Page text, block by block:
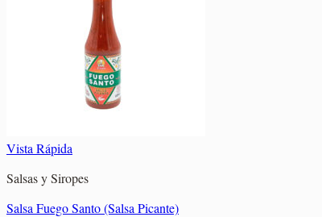
Vista Rápida
Salsas y Siropes
Salsa Fuego Santo (Salsa Picante)